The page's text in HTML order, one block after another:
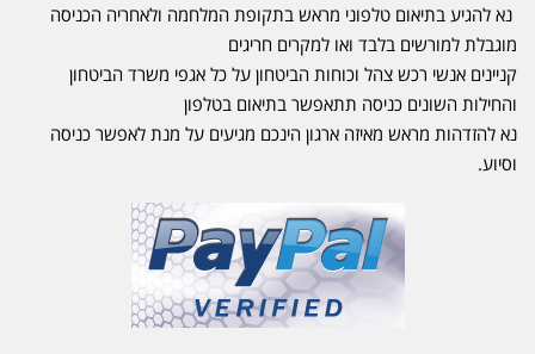
נא להגיע בתיאום טלפוני מראש בתקופת המלחמה ולאחריה הכניסה
מוגבלת למורשים בלבד ואו למקרים חריגים
קניינים אנשי רכש צהל וכוחות הביטחון על כל אגפי משרד הביטחון
והחילות השונים כניסה תתאפשר בתיאום בטלפון
נא להזדהות מראש מאיזה ארגון הינכם מגיעים על מנת לאפשר כניסה
וסיוע.